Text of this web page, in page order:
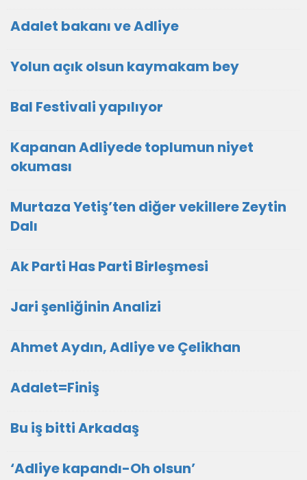
Adalet bakanı ve Adliye
Yolun açık olsun kaymakam bey
Bal Festivali yapılıyor
Kapanan Adliyede toplumun niyet
okuması
Murtaza Yetiş’ten diğer vekillere Zeytin
Dalı
Ak Parti Has Parti Birleşmesi
Jari şenliğinin Analizi
Ahmet Aydın, Adliye ve Çelikhan
Adalet=Finiş
Bu iş bitti Arkadaş
‘Adliye kapandı-Oh olsun’